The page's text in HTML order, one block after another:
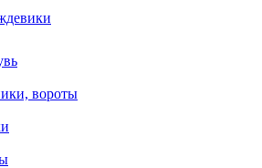
вороты